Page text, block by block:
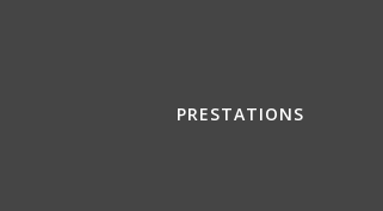
PRESTATIONS